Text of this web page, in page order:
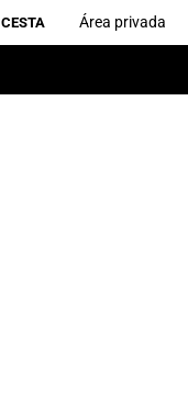
Área privada
Área privada